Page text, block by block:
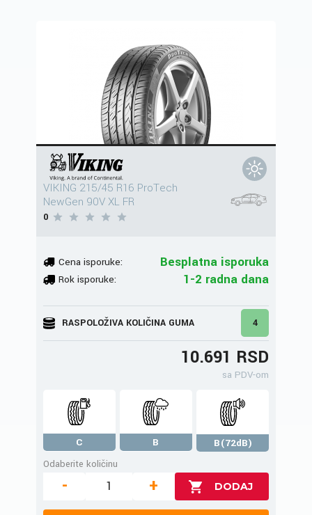
VIKING 215/45 R16 ProTech
NewGen 90V XL FR
0
Cena isporuke: Besplatna isporuka
Rok isporuke: 1-2 radna dana
RASPOLOŽIVA KOLIČINA GUMA 4
10.691 RSD
sa PDV-om
C B
B(72dB)
Odaberite količinu
- +